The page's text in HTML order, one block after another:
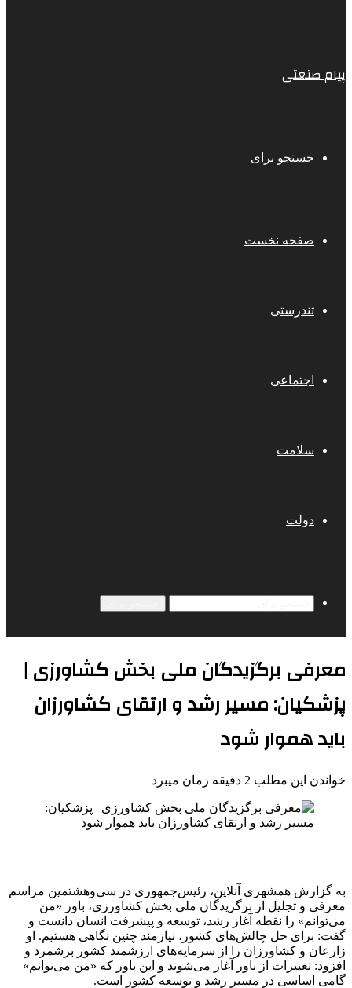
پیام صنعتی
جستجو برای
صفحه نخست
تندرستی
اجتماعی
سلامت
دولت
معرفی برگزیدگان ملی بخش کشاورزی |
پزشکیان: مسیر رشد و ارتقای کشاورزان
باید هموار شود
خواندن این مطلب 2 دقیقه زمان میبرد
به گزارش همشهری آنلاین، رئیس‌جمهوری در سی‌وهشتمین مراسم
معرفی و تجلیل از برگزیدگان ملی بخش کشاورزی، باور «من
می‌توانم» را نقطه آغاز رشد، توسعه و پیشرفت انسان دانست و
گفت: برای حل چالش‌های کشور، نیازمند چنین نگاهی هستیم. او
زارعان و کشاورزان را از سرمایه‌های ارزشمند کشور برشمرد و
افزود: تغییرات از باور آغاز می‌شوند و این باور که «من می‌توانم»
گامی اساسی در مسیر رشد و توسعه کشور است.